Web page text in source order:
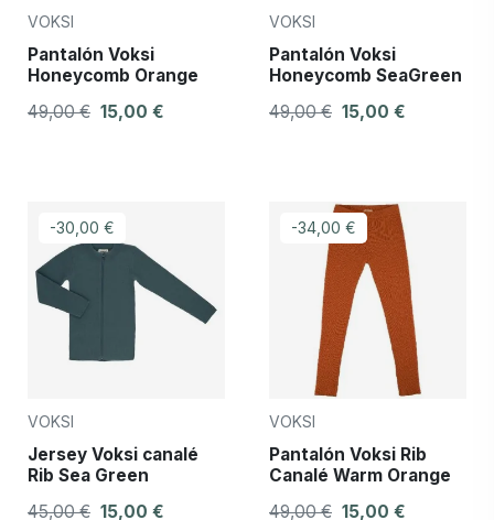
VOKSI
Pantalón Voksi
Honeycomb Orange
49,00 € 15,00 €
VOKSI
Pantalón Voksi
Honeycomb SeaGreen
49,00 € 15,00 €
-30,00 €
VOKSI
Jersey Voksi canalé
Rib Sea Green
45,00 € 15,00 €
-34,00 €
VOKSI
Pantalón Voksi Rib
Canalé Warm Orange
49,00 € 15,00 €